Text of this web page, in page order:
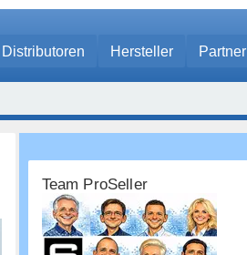
Distributoren Hersteller Partner
Team ProSeller